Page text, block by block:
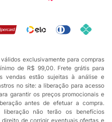
exclusivamente para compras
de R$ 99,00. Frete grátis para
vendas estão sujeitas à análise e
no site: a liberação para acesso
garantir os preços promocionais e
antes de efetuar a compra.
liberação não terão os benefícios
de corrigir eventuais ofertas e